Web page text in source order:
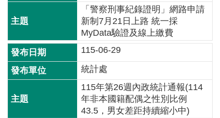
及
理
個
人
料
「警察刑事紀錄證明」網路申請
新制7月21日上路 統一採
MyData驗證及線上繳費
115-06-29
統計處
115年第26週內政統計通報(114
年非本國籍配偶之性別比例
43.5，男女差距持續縮小中)